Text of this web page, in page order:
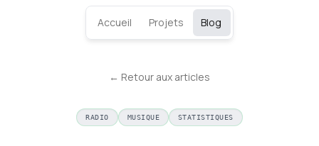
Accueil Projets Blog
← Retour aux articles
RADIO MUSIQUE STATISTIQUES